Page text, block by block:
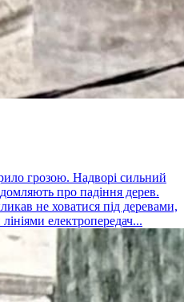
грозою. Надворі сильний
про падіння дерев.
не ховатися під деревами,
електропередач...